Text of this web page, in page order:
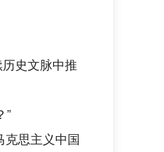
史文脉中推
”
克思主义中国